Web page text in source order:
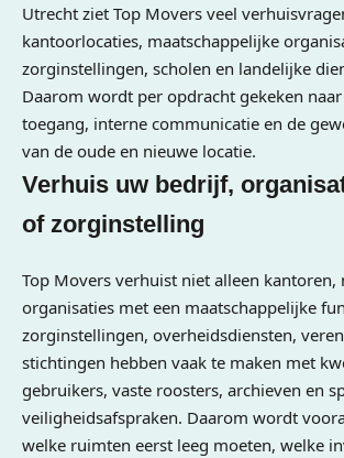
Utrecht ziet Top Movers veel
kantoorlocaties, maatschappelijke
zorginstellingen, scholen en landelijke
Daarom wordt per opdracht gekeken
toegang, interne communicatie en de
van de oude en nieuwe locatie.
Verhuis uw bedrijf,
of zorginstelling
Top Movers verhuist niet alleen kantoren,
organisaties met een maatschappelijke
zorginstellingen, overheidsdiensten,
stichtingen hebben vaak te maken met
gebruikers, vaste roosters, archieven en
veiligheidsafspraken. Daarom wordt
welke ruimten eerst leeg moeten, welke